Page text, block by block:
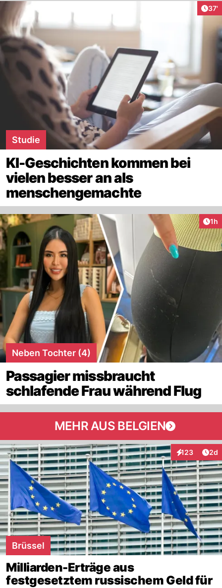
37'
Studie
KI-Geschichten kommen bei
vielen besser an als
menschengemachte
1h
Neben Tochter (4)
Passagier missbraucht
schlafende Frau während Flug
MEHR AUS BELGIEN
123
Interaktionen
2d
Brüssel
Milliarden-Erträge aus
festgesetztem russischem Geld für